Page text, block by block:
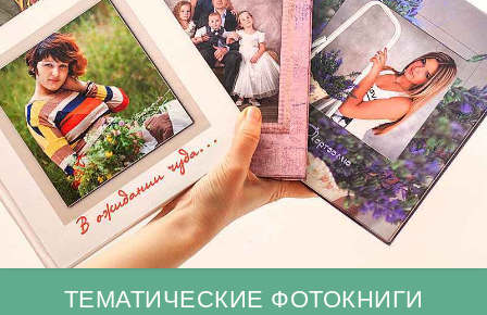
ТЕМАТИЧЕСКИЕ ФОТОКНИГИ